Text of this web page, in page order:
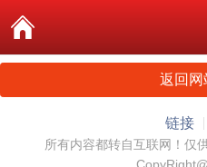
返回网
链接
所有内容都转自互联网！仅